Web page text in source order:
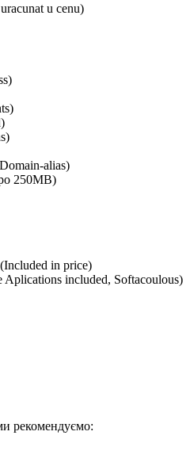
u cenu)
alias)
250MB)
in price)
Aplications included, Softacoulous)
рекомендуємо: